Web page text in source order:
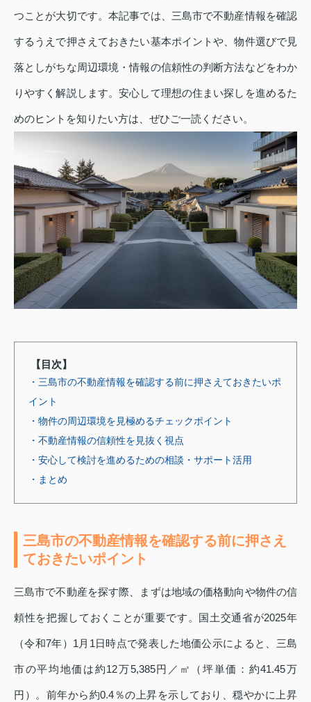
つことが大切です。本記事では、三島市で不動産情報を確認
するうえで押さえておきたい基本ポイントや、物件選びで見
落としがちな周辺環境・情報の信頼性の判断方法などをわか
りやすく解説します。安心して理想の住まい探しを進めるた
めのヒントを知りたい方は、ぜひご一読ください。
【目次】
・三島市の不動産情報を確認する前に押さえておきたいポ
イント
・物件の周辺環境を見極めるチェックポイント
・不動産情報の信頼性を見抜く視点
・安心して検討を進めるための相談・サポート活用
・まとめ
三島市の不動産情報を確認する前に押さえ
ておきたいポイント
三島市で不動産を探す際、まずは地域の価格動向や物件の信
頼性を把握しておくことが重要です。国土交通省が2025年
（令和7年）1月1日時点で発表した地価公示によると、三島
市の平均地価は約12万5,385円／㎡（坪単価：約41.45万
円）。前年から約0.4％の上昇を示しており、穏やかに上昇